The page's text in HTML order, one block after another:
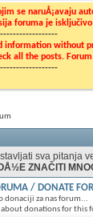
se naruÅ¡avaju
foruma je
information without
all the posts.
sva pitanja
ZNAČITI
/ DONATE
donaciji za nas forum...
donations for this